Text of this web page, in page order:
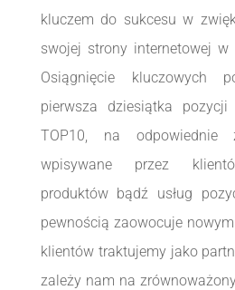
kluczem do sukcesu w
swojej strony internetowej w
Osiągnięcie kluczowych
pierwsza dziesiątka
TOP10, na
wpisywane przez
produktów bądź usług
pewnością zaowocuje
klientów traktujemy jako
zależy nam na